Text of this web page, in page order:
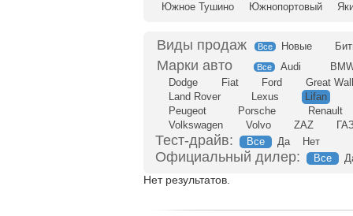
Южное Тушино
Южнопортовый
Все Новые
Все Audi
Dodge
Fiat Ford
Great
Land Rover
Lexus
Lifan
Peugeot
Porsche
Renault
Volkswagen
Volvo ZAZ
Тест-драйв: Все Да Нет
Официальный дилер: Все
Нет результатов.